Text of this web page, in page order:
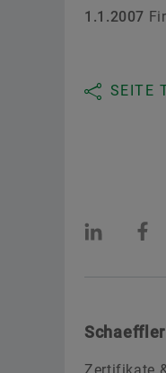
1.1.2007
SEITE